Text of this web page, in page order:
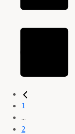
1
...
2